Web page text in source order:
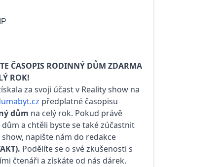
ČASOPIS RODINNÝ DŮM ZDARMA
ROK!
za svoji účast v Reality show na
předplatné časopisu
dům na celý rok. Pokud právě
a chtěli byste se také zúčastnit
show, napište nám do redakce
. Podělíte se o své zkušenosti s
čtenáři a získáte od nás dárek.